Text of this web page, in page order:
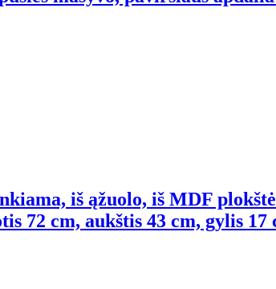
iš ąžuolo, iš MDF
72 cm, aukštis 43 cm, gylis 17